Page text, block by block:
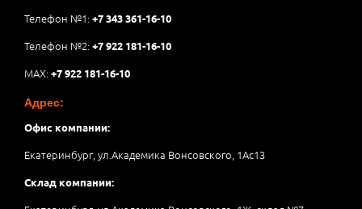
Телефон №1:+7 343 361-16-10
Телефон №2:+7 922 181-16-10
MAX:+7 922 181-16-10
Адрес:
Офис компании:
Екатеринбург, ул.Академика Вонсовского, 1Аc13
Склад компании: